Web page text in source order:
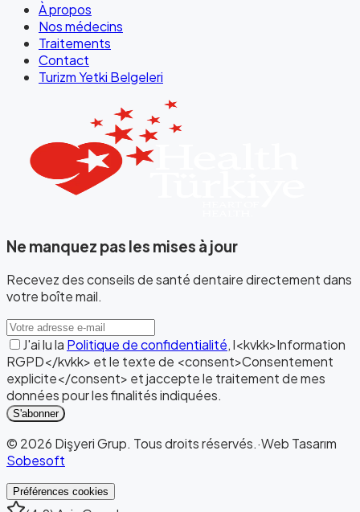
À propos
Nos médecins
Traitements
Contact
Turizm Yetki Belgeleri
Ne manquez pas les mises à jour
Recevez des conseils de santé dentaire directement dans
votre boîte mail.
J'ai lu la Politique de confidentialité, l<kvkk>Information
RGPD</kvkk> et le texte de <consent>Consentement
explicite</consent> et jaccepte le traitement de mes
données pour les finalités indiquées.
S'abonner
© 2026 Dişyeri Grup. Tous droits réservés.·Web Tasarım
Sobesoft
Préférences cookies